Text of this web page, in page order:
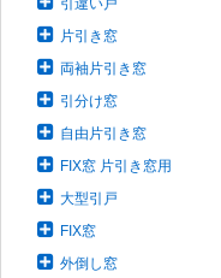
引違い戸
片引き窓
両袖片引き窓
引分け窓
自由片引き窓
FIX窓 片引き窓用
大型引戸
FIX窓
外倒し窓